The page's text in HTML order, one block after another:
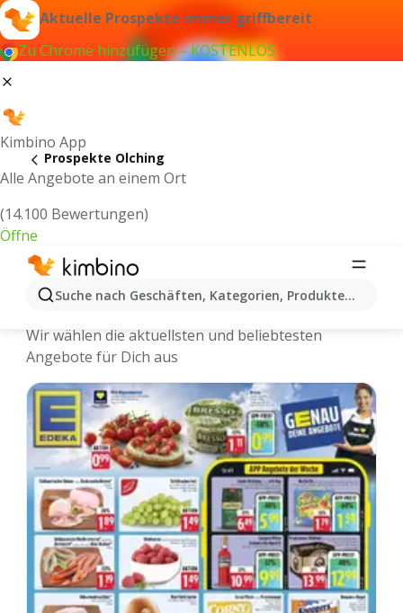
Aktuelle Prospekte immer griffbereit
Zu Chrome hinzufügen – KOSTENLOS
Kimbino App
Alle Angebote an einem Ort
(14.100 Bewertungen)
Öffne
Suche nach Geschäften, Kategorien, Produkten...
Prospekte Olching
Olching - Neuste Prospekte und
Wir wählen die aktuellsten und beliebtesten
Angebote für Dich aus